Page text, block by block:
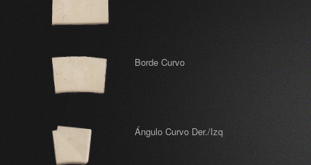
Borde Curvo
Ángulo Curvo Der./Izq